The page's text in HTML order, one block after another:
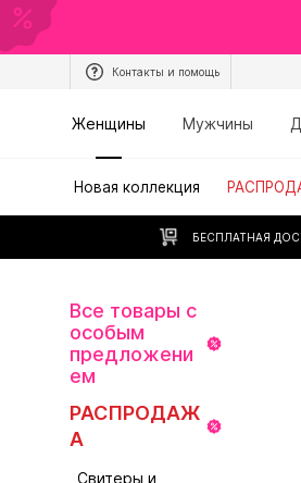
Контакты и помощь
Женщины Мужчины
Новая коллекция
БЕСПЛАТНАЯ
Все товары с
особым
предложени
ем
РАСПРОДАЖ
А
Свитеры и